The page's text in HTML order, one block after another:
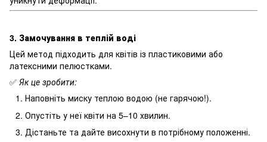
3. Замочування в теплій воді
Цей метод підходить для квітів із пластиковими або
латексними пелюстками.
✅ Як це зробити:
Наповніть миску теплою водою (не гарячою!).
Опустіть у неї квіти на 5–10 хвилин.
Дістаньте та дайте висохнути в потрібному положенні.